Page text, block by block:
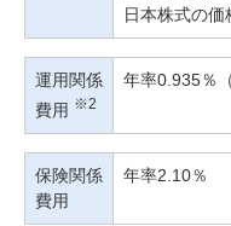
日本株式の価
運用関係
費用 ※2
年率0.935％
保険関係
費用
年率2.10％